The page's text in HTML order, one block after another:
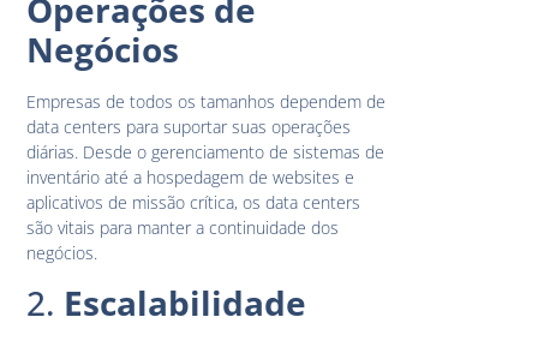
Operações de
Negócios
Empresas de todos os tamanhos dependem de
data centers para suportar suas operações
diárias. Desde o gerenciamento de sistemas de
inventário até a hospedagem de websites e
aplicativos de missão crítica, os data centers
são vitais para manter a continuidade dos
negócios.
2. Escalabilidade